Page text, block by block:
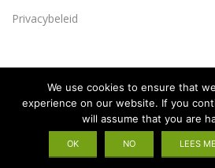
Privacybeleid
Privacybeleid Designed using Brigsby.
We use cookies to ensure that
experience on our website. If you
will assume that you are
OK NO LEES